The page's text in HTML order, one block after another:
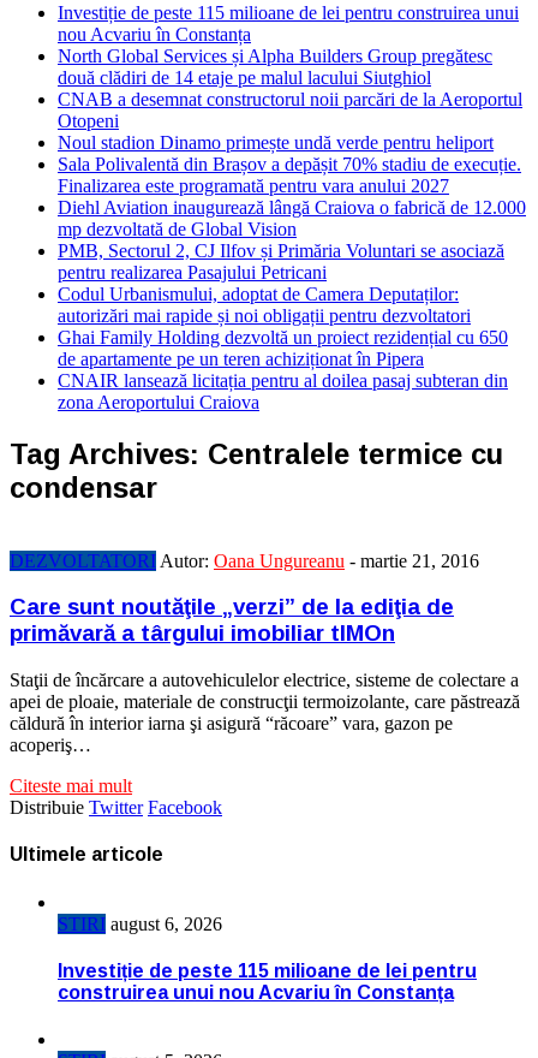
Investiție de peste 115 milioane de lei pentru construirea unui
nou Acvariu în Constanța
North Global Services și Alpha Builders Group pregătesc
două clădiri de 14 etaje pe malul lacului Siutghiol
CNAB a desemnat constructorul noii parcări de la Aeroportul
Otopeni
Noul stadion Dinamo primește undă verde pentru heliport
Sala Polivalentă din Brașov a depășit 70% stadiu de execuție.
Finalizarea este programată pentru vara anului 2027
Diehl Aviation inaugurează lângă Craiova o fabrică de 12.000
mp dezvoltată de Global Vision
PMB, Sectorul 2, CJ Ilfov și Primăria Voluntari se asociază
pentru realizarea Pasajului Petricani
Codul Urbanismului, adoptat de Camera Deputaților:
autorizări mai rapide și noi obligații pentru dezvoltatori
Ghai Family Holding dezvoltă un proiect rezidențial cu 650
de apartamente pe un teren achiziționat în Pipera
CNAIR lansează licitația pentru al doilea pasaj subteran din
zona Aeroportului Craiova
Tag Archives: Centralele termice cu
condensar
DEZVOLTATORI Autor: Oana Ungureanu - martie 21, 2016
Care sunt noutăţile „verzi” de la ediţia de
primăvară a târgului imobiliar tIMOn
Staţii de încărcare a autovehiculelor electrice, sisteme de colectare a
apei de ploaie, materiale de construcţii termoizolante, care păstrează
căldură în interior iarna şi asigură “răcoare” vara, gazon pe
acoperiş…
Citeste mai mult
Distribuie Twitter Facebook
Ultimele articole
STIRI august 6, 2026
Investiție de peste 115 milioane de lei pentru
construirea unui nou Acvariu în Constanța